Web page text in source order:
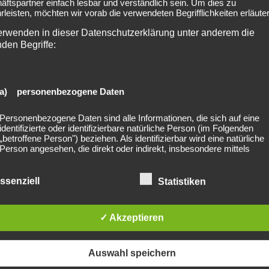
Required fields are marked *
einfach lesbar und verständlich sein. Um dies zu
möchten wir vorab die verwendeten Begrifflichkeiten
in dieser Datenschutzerklärung unter anderem die
Begriffe:
a) personenbezogene Daten
Personenbezogene Daten sind alle Informationen, die sich auf eine
identifizierte oder identifizierbare natürliche Person (im Folgenden
„betroffene Person") beziehen. Als identifizierbar wird eine natürliche
Person angesehen, die direkt oder indirekt, insbesondere mittels
besonderen Merkmalen, die Ausdruck der physischen,
Statistiken
✓ Akzeptieren
Auswahl speichern